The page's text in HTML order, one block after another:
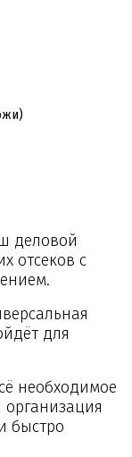
деловой
отсеков с
для
необходимое
быстро